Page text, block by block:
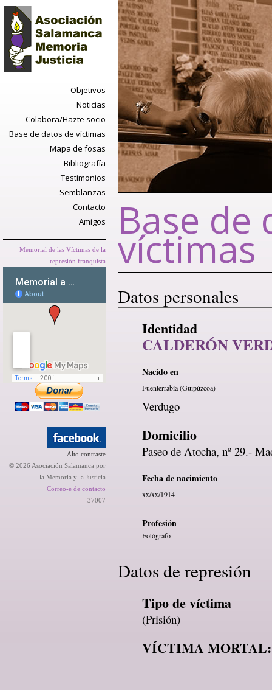
Objetivos
Noticias
Colabora/Hazte socio
Base de datos de víctimas
Mapa de fosas
Bibliografía
Testimonios
Semblanzas
Contacto
Amigos
Memorial de las Víctimas de la
represión franquista
Alto contraste
© 2026 Asociación Salamanca por
la Memoria y la Justicia
Correo-e de contacto
37007
Base de
víctimas
Datos personales
Identidad
CALDERÓN
Nacido en
Fuenterrabía (Guipúzcoa)
Verdugo
Domicilio
Paseo de Atocha, nº 29.-
Fecha de nacimiento
xx/xx/1914
Profesión
Fotógrafo
Datos de represión
Tipo de víctima
(Prisión)
VÍCTIMA MORTAL: